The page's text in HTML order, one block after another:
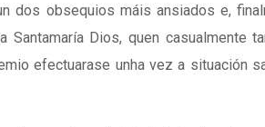
dos obsequios máis ansiados e,
Santamaría Dios, quen casualmente
efectuarase unha vez a situación